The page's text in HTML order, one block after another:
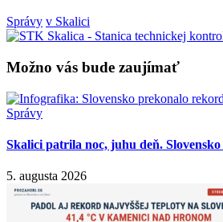
Správy v Skalici
Možno vás bude zaujímať
Správy
Skalici patrila noc, juhu deň.
5. augusta 2026